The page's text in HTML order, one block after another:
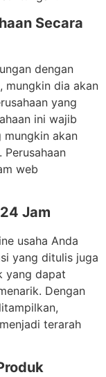
Secara
dengan
mungkin dia akan
yang
ini wajib
mungkin akan
Perusahaan
web
Jam
usaha Anda
yang ditulis juga
yang dapat
Dengan
terarah